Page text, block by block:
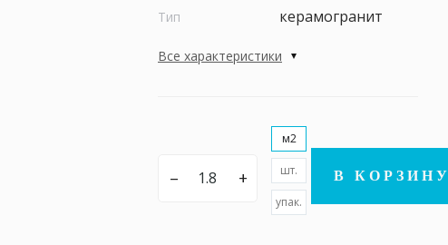
Тип керамогранит
Все характеристики
– +
м2
шт.
упак.
В КОРЗИНУ